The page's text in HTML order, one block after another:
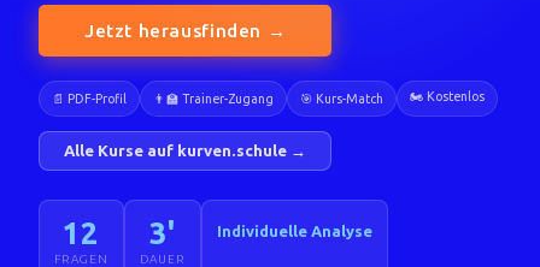
Jetzt herausfinden →
📄 PDF-Profil 👨‍🏫 Trainer-Zugang 🎯 Kurs-Match 🏍️ Kostenlos
Alle Kurse auf kurven.schule →
12
FRAGEN
3'
DAUER
Individuelle Analyse